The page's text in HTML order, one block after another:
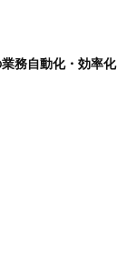
務自動化・効率化